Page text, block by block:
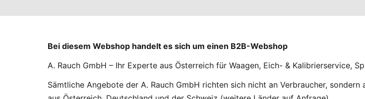
Bei diesem Webshop handelt es sich um einen B2B-Webshop
A. Rauch GmbH – Ihr Experte aus Österreich für Waagen, Eich- & Kalibrierservice,
Sämtliche Angebote der A. Rauch GmbH richten sich nicht an Verbraucher,